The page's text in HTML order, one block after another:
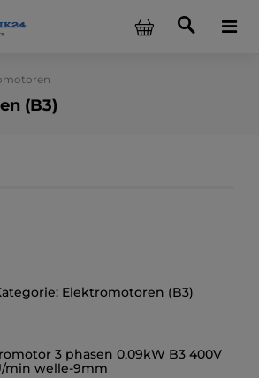
(B3)
Elektromotoren (B3)
3 phasen 0,09kW B3 400V
min welle-9mm